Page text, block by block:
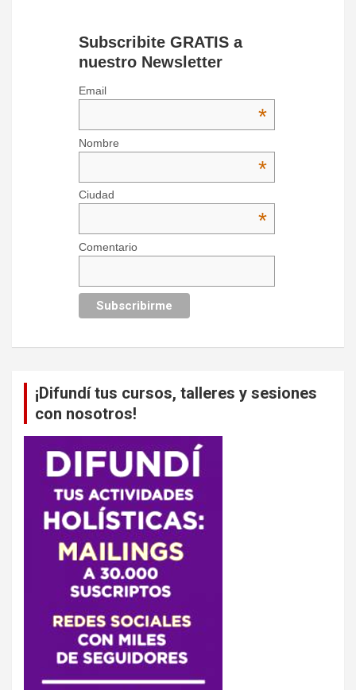
Subscribite GRATIS a
nuestro Newsletter
Email
*
Nombre
*
Ciudad
*
Comentario
¡Difundí tus cursos, talleres y sesiones
con nosotros!